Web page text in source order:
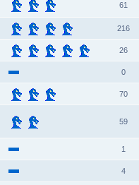
61
216
26
0
70
59
1
4